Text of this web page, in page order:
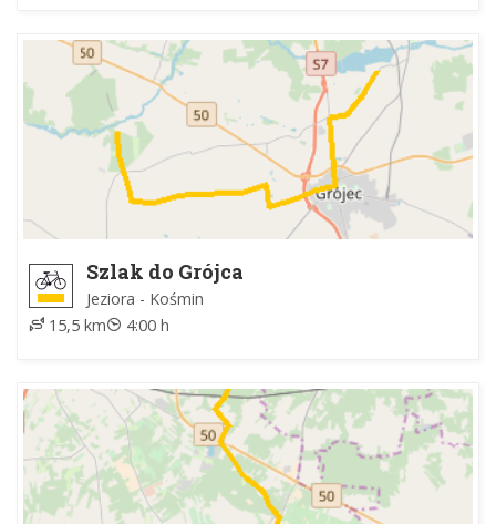
Szlak do Grójca
Jeziora - Kośmin
15,5 km
4:00 h